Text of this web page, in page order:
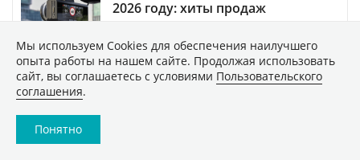
2026 году: хиты продаж
49267
Как безопасно купить б/у
Мы используем Сookies для обеспечения наилучшего
опыта работы на нашем сайте. Продолжая использовать
сайт, вы соглашаетесь с условиями Пользовательского
соглашения.
Понятно